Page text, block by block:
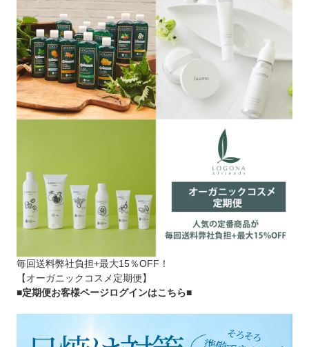
毎回送料弊社負担+最大15％OFF！
【オーガニックコスメ定期便】
■定期便お客様ページログインはこちら■